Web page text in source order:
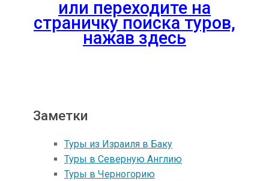
или переходите на
страничку поиска туров,
нажав здесь
Заметки
Туры из Израиля в Баку
Туры в Северную Англию
Туры в Черногорию